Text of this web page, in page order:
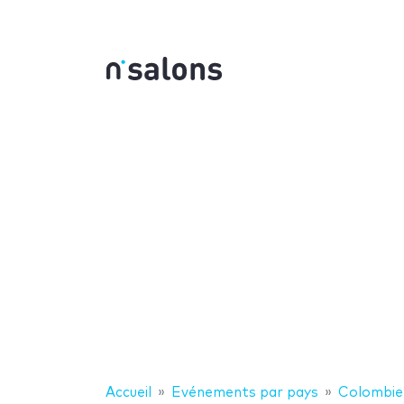
Accueil Evénements par pays Colombie